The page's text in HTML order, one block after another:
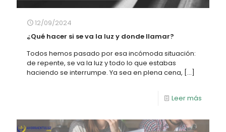
12/09/2024
¿Qué hacer si se va la luz y donde llamar?
Todos hemos pasado por esa incómoda situación:
de repente, se va la luz y todo lo que estabas
haciendo se interrumpe. Ya sea en plena cena, […]
Leer más